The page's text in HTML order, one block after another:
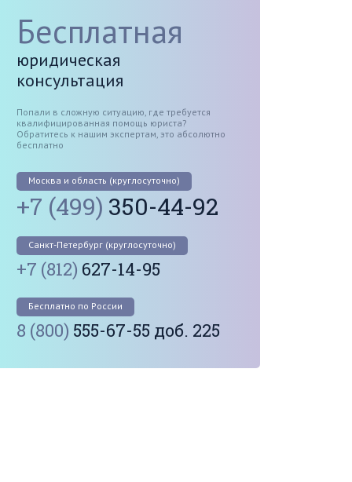
Бесплатная
юридическая
консультация
Попали в сложную ситуацию, где требуется
квалифицированная помощь юриста?
Обратитесь к нашим экспертам, это абсолютно
бесплатно
Москва и область (круглосуточно)
+7 (499) 350-44-92
Санкт-Петербург (круглосуточно)
+7 (812) 627-14-95
Бесплатно по России
8 (800) 555-67-55 доб. 225